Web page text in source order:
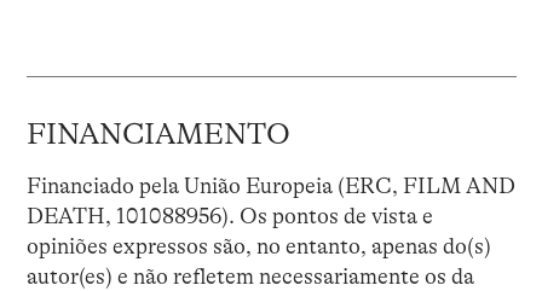
FINANCIAMENTO
Financiado pela União Europeia (ERC, FILM AND
DEATH, 101088956). Os pontos de vista e
opiniões expressos são, no entanto, apenas do(s)
autor(es) e não refletem necessariamente os da